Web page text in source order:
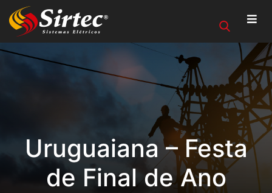
Uruguaiana – Festa
de Final de Ano